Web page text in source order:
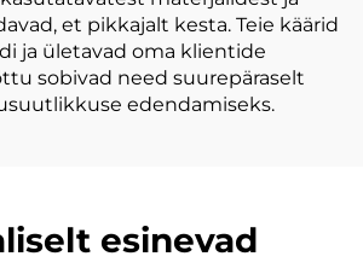
et pikkajalt kesta. Teie käärid
ja ületavad oma klientide
sobivad need suurepäraselt
edendamiseks.
esinevad